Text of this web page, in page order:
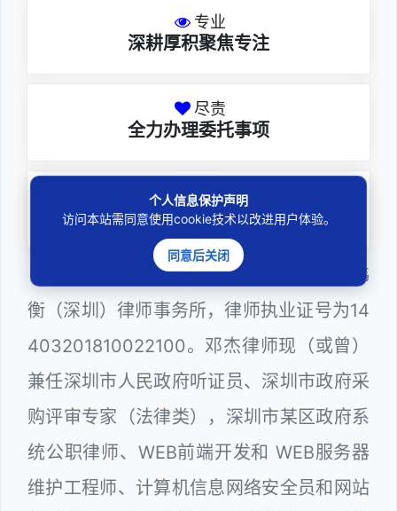
专业
深耕厚积聚焦专注
尽责
全力办理委托事项
务实
扎实维护合法权益
邓杰律师，法律硕士，执业于北京市炜
衡（深圳）律师事务所，律师执业证号为14
403201810022100。邓杰律师现（或曾）
兼任深圳市人民政府听证员、深圳市政府采
购评审专家（法律类），深圳市某区政府系
统公职律师、WEB前端开发和 WEB服务器
维护工程师、计算机信息网络安全员和网站
个人信息保护声明
访问本站需同意使用cookie技术以改进用户体验。
同意后关闭